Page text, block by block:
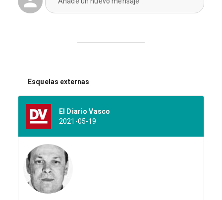
Esquelas externas
El Diario Vasco
2021-05-19